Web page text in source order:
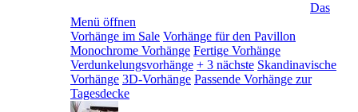
Das
Menü öffnen
Vorhänge im Sale Vorhänge für den Pavillon
Monochrome Vorhänge Fertige Vorhänge
Verdunkelungsvorhänge + 3 nächste Skandinavische
Vorhänge 3D-Vorhänge Passende Vorhänge zur
Tagesdecke